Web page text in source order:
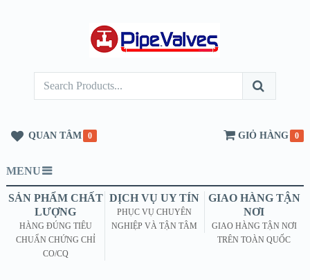
QUAN TÂM 0 GIỎ HÀNG 0
MENU
SẢN PHẨM CHẤT
LƯỢNG
HÀNG ĐÚNG TIÊU
CHUẨN CHỨNG CHỈ
CO/CQ
DỊCH VỤ UY TÍN
PHỤC VỤ CHUYÊN
NGHIỆP VÀ TẬN TÂM
GIAO HÀNG TẬN
NƠI
GIAO HÀNG TẬN NƠI
TRÊN TOÀN QUỐC